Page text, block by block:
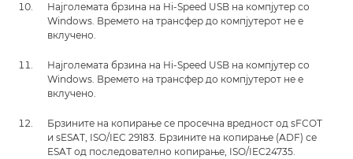
Најголемата брзина на Hi-Speed USB на компјутер со
Windows. Времето на трансфер до компјутерот не е
вклучено.
Најголемата брзина на Hi-Speed USB на компјутер со
Windows. Времето на трансфер до компјутерот не е
вклучено.
Брзините на копирање се просечна вредност од sFCOT
и sESAT, ISO/IEC 29183. Брзините на копирање (ADF) се
ESAT од последователно копирање, ISO/IEC24735.